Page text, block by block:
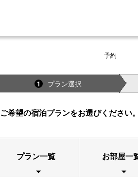
予約
1 プラン選択
ご希望の宿泊プランをお選びください。
プラン一覧 お部屋一